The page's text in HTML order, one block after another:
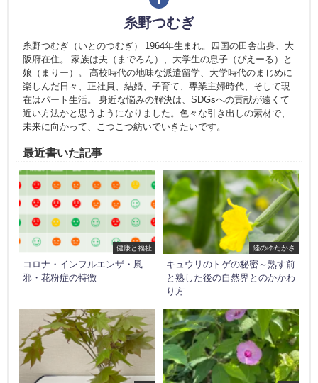
糸野つむぎ
糸野つむぎ（いとのつむぎ） 1964年生まれ。四国の田舎出身、大
阪府在住。 家族は夫（までろん）、大学生の息子（ぴえーる）と
娘（まりー）。 高校時代の地味な派遣留学、大学時代のまじめに
楽しんだ日々、正社員、結婚、子育て、専業主婦時代、そして現
在はパート生活。 身近な悩みの解決は、SDGsへの貢献が遠くて
近い方法かと思うようになりました。色々な引き出しの素材で、
未来に向かって、こつこつ紡いでいきたいです。
最近書いた記事
健康と福祉
コロナ・インフルエンザ・風
邪・花粉症の特徴
陸のゆたかさ
キュウリのトゲの秘密～熟す前
と熟した後の自然界とのかかわ
り方